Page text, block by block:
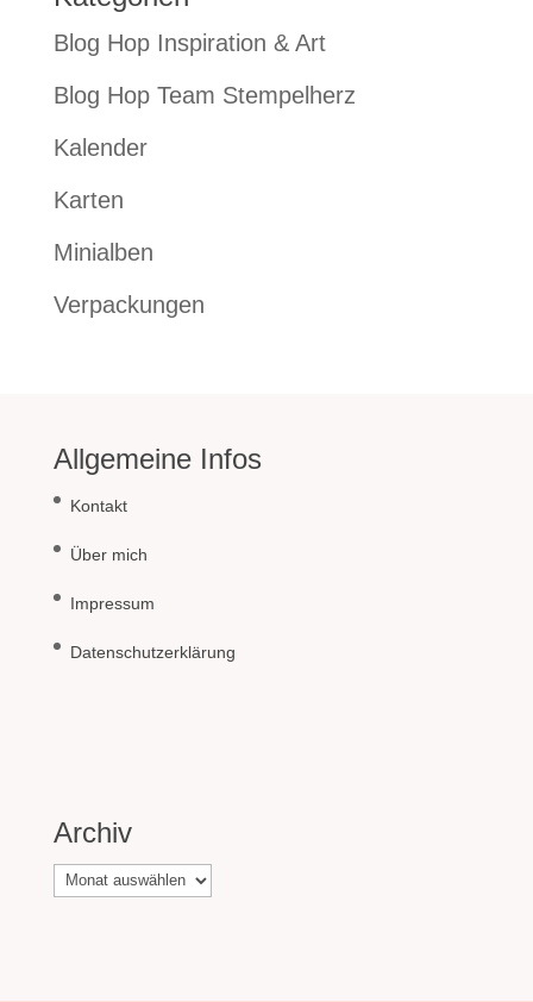
Blog Hop Inspiration & Art
Blog Hop Team Stempelherz
Kalender
Karten
Minialben
Verpackungen
Allgemeine Infos
Kontakt
Über mich
Impressum
Datenschutzerklärung
Archiv
Archiv